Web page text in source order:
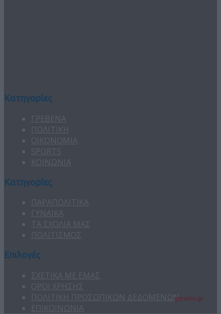
Κατηγορίες
ΓΡΕΒΕΝΑ
ΠΟΛΙΤΙΚΗ
ΟΙΚΟΝΟΜΙΑ
SPORTS
ΚΟΙΝΩΝΙΑ
Κατηγορίες
ΠΑΡΑΠΟΛΙΤΙΚΑ
ΓΥΝΑΙΚΑ
ΤΑ ΣΧΟΛΙΑ ΜΑΣ
ΠΟΛΙΤΙΣΜΟΣ
Επιλογές
ΣΧΕΤΙΚΑ ΜΕ ΕΜΑΣ
ΟΡΟΙ ΧΡΗΣΗΣ
ΠΟΛΙΤΙΚΗ ΠΡΟΣΩΠΙΚΩΝ ΔΕΔΟΜΕΝΩΝ
ΕΠΙΚΟΙΝΩΝΙΑ
gpradio.gr